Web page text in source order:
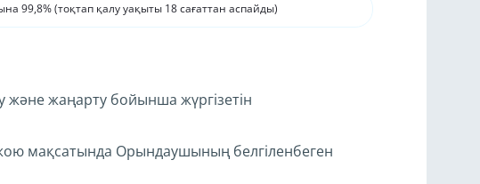
99,8% (тоқтап қалу уақыты 18 сағаттан аспайды)
жаңарту бойынша жүргізетін
мақсатында Орындаушының белгіленбеген